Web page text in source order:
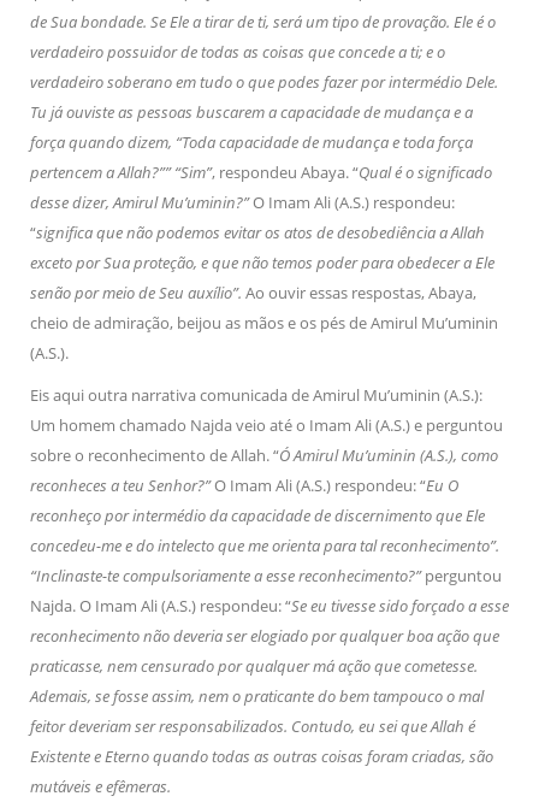
de Sua bondade. Se Ele a tirar de ti, será um tipo de provação. Ele é o
verdadeiro possuidor de todas as coisas que concede a ti; e o
verdadeiro soberano em tudo o que podes fazer por intermédio Dele.
Tu já ouviste as pessoas buscarem a capacidade de mudança e a
força quando dizem, “Toda capacidade de mudança e toda força
pertencem a Allah?”” “Sim”, respondeu Abaya. “Qual é o significado
desse dizer, Amirul Mu’uminin?”O Imam Ali (A.S.) respondeu:
“significa que não podemos evitar os atos de desobediência a Allah
exceto por Sua proteção, e que não temos poder para obedecer a Ele
senão por meio de Seu auxílio”. Ao ouvir essas respostas, Abaya,
cheio de admiração, beijou as mãos e os pés de Amirul Mu’uminin
(A.S.).
Eis aqui outra narrativa comunicada de Amirul Mu’uminin (A.S.):
Um homem chamado Najda veio até o Imam Ali (A.S.) e perguntou
sobre o reconhecimento de Allah. “Ó Amirul Mu’uminin (A.S.), como
reconheces a teu Senhor?”O Imam Ali (A.S.) respondeu: “Eu O
reconheço por intermédio da capacidade de discernimento que Ele
concedeu-me e do intelecto que me orienta para tal reconhecimento”.
“Inclinaste-te compulsoriamente a esse reconhecimento?”perguntou
Najda. O Imam Ali (A.S.) respondeu: “Se eu tivesse sido forçado a esse
reconhecimento não deveria ser elogiado por qualquer boa ação que
praticasse, nem censurado por qualquer má ação que cometesse.
Ademais, se fosse assim, nem o praticante do bem tampouco o mal
feitor deveriam ser responsabilizados. Contudo, eu sei que Allah é
Existente e Eterno quando todas as outras coisas foram criadas, são
mutáveis e efêmeras.